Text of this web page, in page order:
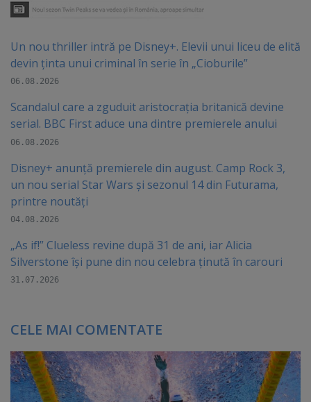
Un nou thriller intră pe Disney+. Elevii unui liceu de elită
devin ținta unui criminal în serie în „Cioburile”
06.08.2026
Scandalul care a zguduit aristocrația britanică devine
serial. BBC First aduce una dintre premierele anului
06.08.2026
Disney+ anunță premierele din august. Camp Rock 3,
un nou serial Star Wars și sezonul 14 din Futurama,
printre noutăți
04.08.2026
„As if!” Clueless revine după 31 de ani, iar Alicia
Silverstone își pune din nou celebra ținută în carouri
31.07.2026
CELE MAI COMENTATE